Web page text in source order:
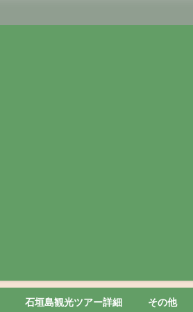
石垣島観光ツアー詳細 その他